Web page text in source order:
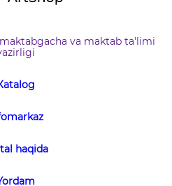
va maktab ta'limi
haqida